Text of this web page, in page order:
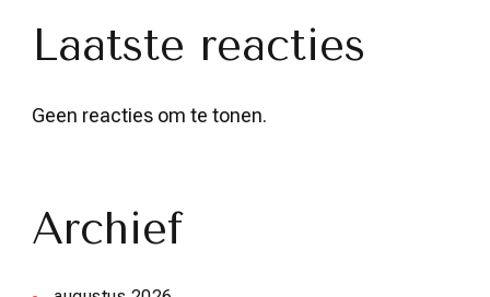
Laatste reacties
Geen reacties om te tonen.
Archief